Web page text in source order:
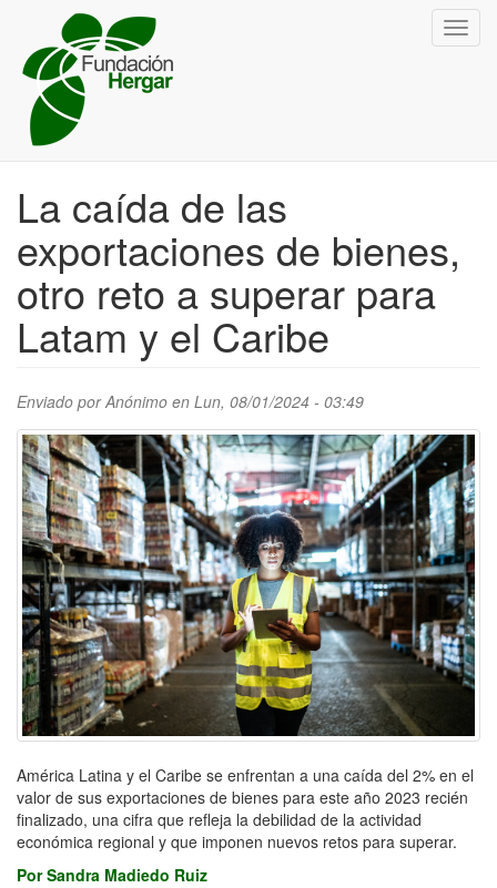
contenido
principal
La caída de las
exportaciones de bienes,
otro reto a superar para
Latam y el Caribe
Enviado porAnónimo en Lun, 08/01/2024 - 03:49
América Latina y el Caribe se enfrentan a una caída del 2% en el
valor de sus exportaciones de bienes para este año 2023 recién
finalizado, una cifra que refleja la debilidad de la actividad
económica regional y que imponen nuevos retos para superar.
Por Sandra Madiedo Ruiz